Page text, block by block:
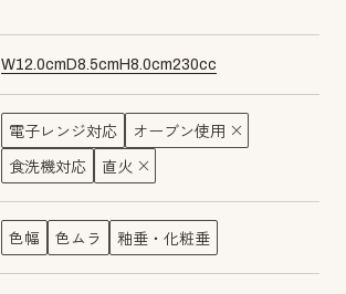
W12.0cm D8.5cm H8.0cm230cc
電子レンジ対応 オーブン使用
食洗機対応 直火
色幅 色ムラ 釉垂・化粧垂